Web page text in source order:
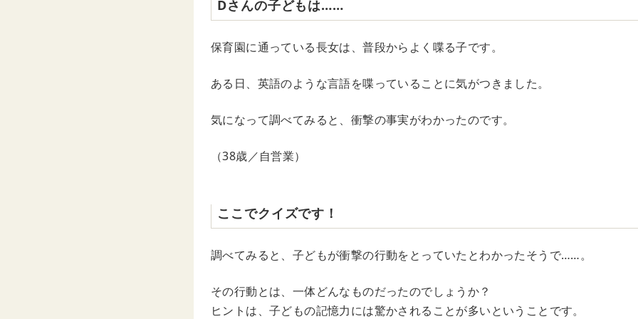
Dさんの子どもは……
保育園に通っている長女は、普段からよく喋る子です。
ある日、英語のような言語を喋っていることに気がつきました。
気になって調べてみると、衝撃の事実がわかったのです。
（38歳／自営業）
ここでクイズです！
調べてみると、子どもが衝撃の行動をとっていたとわかったそうで……。
その行動とは、一体どんなものだったのでしょうか？
ヒントは、子どもの記憶力には驚かされることが多いということです。